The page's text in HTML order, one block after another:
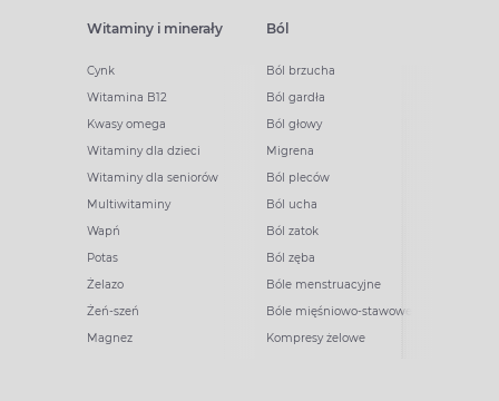
Witaminy i minerały
Cynk
Witamina B12
Kwasy omega
Witaminy dla dzieci
Witaminy dla seniorów
Multiwitaminy
Wapń
Potas
Żelazo
Żeń-szeń
Magnez
Ból
Ból brzucha
Ból gardła
Ból głowy
Migrena
Ból pleców
Ból ucha
Ból zatok
Ból zęba
Bóle menstruacyjne
Bóle mięśniowo-stawowe
Kompresy żelowe